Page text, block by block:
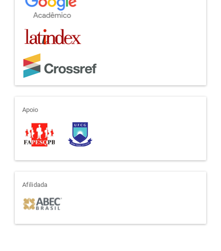
apoio
Apoio
afiliada
Afilidada